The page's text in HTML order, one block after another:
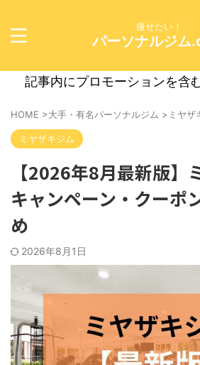
痩せたい！
パーソナルジム
記事内にプロモーションを含
HOME >大手・有名パーソナルジム > ミヤザ
ミヤザキジム
【2026年8月最新版】
キャンペーン・クーポ
め
2026年8月1日